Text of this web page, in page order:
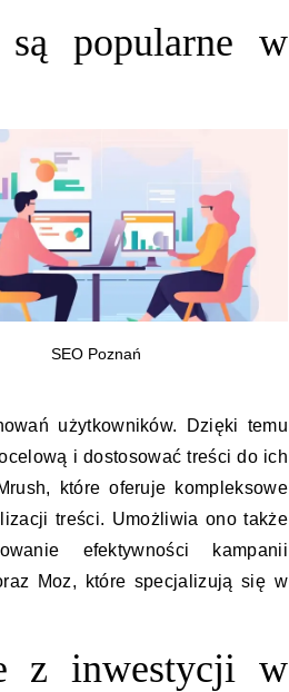
popularne w
SEO Poznań
użytkowników. Dzięki temu
i dostosować treści do ich
które oferuje kompleksowe
treści. Umożliwia ono także
efektywności kampanii
Moz, które specjalizują się w
z inwestycji w